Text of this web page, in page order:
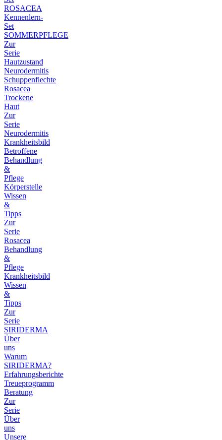
ROSACEA
Kennenlern-
Set
SOMMERPFLEGE
Zur
Serie
Hautzustand
Neurodermitis
Schuppenflechte
Rosacea
Trockene
Haut
Zur
Serie
Neurodermitis
Krankheitsbild
Betroffene
Behandlung
&
Pflege
Körperstelle
Wissen
&
Tipps
Zur
Serie
Rosacea
Behandlung
&
Pflege
Krankheitsbild
Wissen
&
Tipps
Zur
Serie
SIRIDERMA
Über
uns
Warum
SIRIDERMA?
Erfahrungsberichte
Treueprogramm
Beratung
Zur
Serie
Über
uns
Unsere